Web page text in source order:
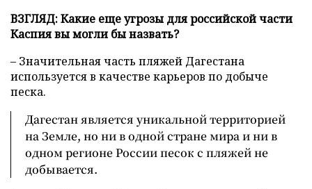
ВЗГЛЯД: Какие еще угрозы для российской части
Каспия вы могли бы назвать?
– Значительная часть пляжей Дагестана
используется в качестве карьеров по добыче
песка.
Дагестан является уникальной территорией
на Земле, но ни в одной стране мира и ни в
одном регионе России песок с пляжей не
добывается.